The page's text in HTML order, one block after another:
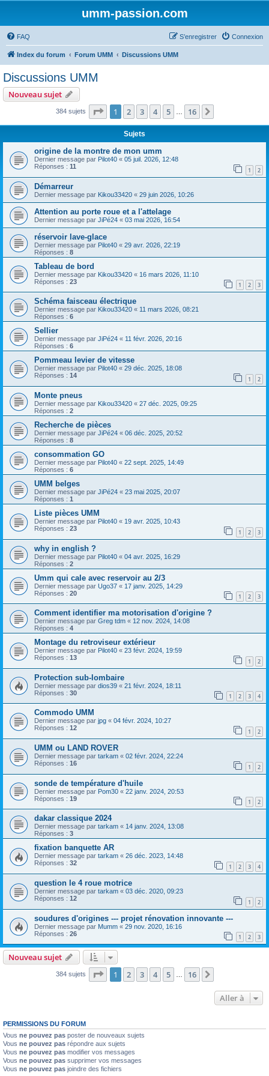
umm-passion.com
FAQ Connexion
S’enregistrer
Index du forum Forum UMM Discussions UMM
Discussions UMM
Nouveau sujet
384 sujets Page 1sur16
1 2 3 4 5 16
Sujets
origine de la montre de mon umm
Dernier message par Pilot40 « 05 juil. 2026, 12:48
Réponses : 11 1 2
Démarreur
Dernier message par Kikou33420 « 29 juin 2026, 10:26
Attention au porte roue et a l'attelage
Dernier message par JiPé24 « 03 mai 2026, 16:54
réservoir lave-glace
Dernier message par Pilot40 « 29 avr. 2026, 22:19
Réponses : 8
Tableau de bord
Dernier message par Kikou33420 « 16 mars 2026, 11:10
Réponses : 23 1 2 3
Schéma faisceau électrique
Dernier message par Kikou33420 « 11 mars 2026, 08:21
Réponses : 6
Sellier
Dernier message par JiPé24 « 11 févr. 2026, 20:16
Réponses : 6
Pommeau levier de vitesse
Dernier message par Pilot40 « 29 déc. 2025, 18:08
Réponses : 14 1 2
Monte pneus
Dernier message par Kikou33420 « 27 déc. 2025, 09:25
Réponses : 2
Recherche de pièces
Dernier message par JiPé24 « 06 déc. 2025, 20:52
Réponses : 8
consommation GO
Dernier message par Pilot40 « 22 sept. 2025, 14:49
Réponses : 6
UMM belges
Dernier message par JiPé24 « 23 mai 2025, 20:07
Réponses : 1
Liste pièces UMM
Dernier message par Pilot40 « 19 avr. 2025, 10:43
Réponses : 23 1 2 3
why in english ?
Dernier message par Pilot40 « 04 avr. 2025, 16:29
Réponses : 2
Umm qui cale avec reservoir au 2/3
Dernier message par Ugo37 « 17 janv. 2025, 14:29
Réponses : 20 1 2 3
Comment identifier ma motorisation d'origine ?
Dernier message par Greg tdm « 12 nov. 2024, 14:08
Réponses : 4
Montage du retroviseur extérieur
Dernier message par Pilot40 « 23 févr. 2024, 19:59
Réponses : 13 1 2
Protection sub-lombaire
Dernier message par dios39 « 21 févr. 2024, 18:11
Réponses : 30 1 2 3 4
Commodo UMM
Dernier message par jpg « 04 févr. 2024, 10:27
Réponses : 12 1 2
UMM ou LAND ROVER
Dernier message par tarkam « 02 févr. 2024, 22:24
Réponses : 16 1 2
sonde de température d'huile
Dernier message par Pom30 « 22 janv. 2024, 20:53
Réponses : 19 1 2
dakar classique 2024
Dernier message par tarkam « 14 janv. 2024, 13:08
Réponses : 3
fixation banquette AR
Dernier message par tarkam « 26 déc. 2023, 14:48
Réponses : 32 1 2 3 4
question le 4 roue motrice
Dernier message par tarkam « 03 déc. 2020, 09:23
Réponses : 12 1 2
soudures d'origines --- projet rénovation innovante ---
Dernier message par Mumm « 29 nov. 2020, 16:16
Réponses : 26 1 2 3
Nouveau sujet
384 sujets Page 1sur16
1 2 3 4 5 16
Aller à
PERMISSIONS DU FORUM
Vous ne pouvez pas poster de nouveaux sujets
Vous ne pouvez pas répondre aux sujets
Vous ne pouvez pas modifier vos messages
Vous ne pouvez pas supprimer vos messages
Vous ne pouvez pas joindre des fichiers